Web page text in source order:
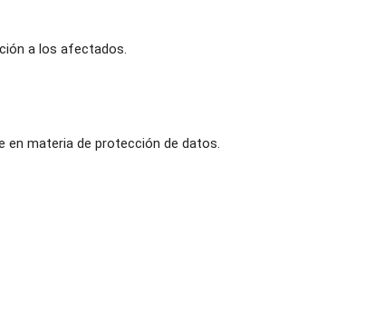
a los afectados.
en materia de protección de datos.